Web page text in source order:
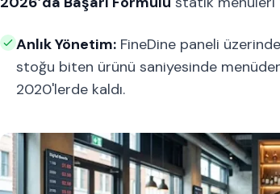
Anlık Yönetim: FineDine paneli
stoğu biten ürünü saniyesinde
2020'lerde kaldı.